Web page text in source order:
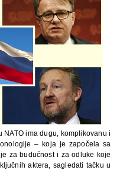
ima dugu, komplikovanu i
– koja je započela sa
za budućnost i za odluke koje
aktera, sagledati tačku u